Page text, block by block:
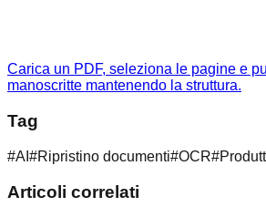
Carica un PDF, seleziona le pagine e
manoscritte mantenendo la struttura.
Tag
#AI #Ripristino documenti#OCR#
Articoli correlati